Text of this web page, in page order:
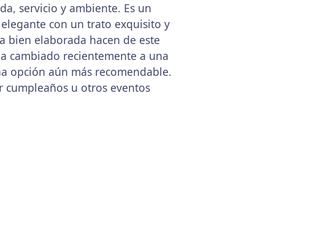
servicio y ambiente. Es un
con un trato exquisito y
bien elaborada hacen de este
cambiado recientemente a una
opción aún más recomendable.
cumpleaños u otros eventos